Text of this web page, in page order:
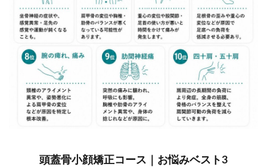
頭蓋骨小顔矯正コース｜お悩みベスト3